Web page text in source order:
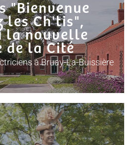
"Bienvenue
les Ch'tis",
la nouvelle
de la Cité
à Bruay-La-Buissière